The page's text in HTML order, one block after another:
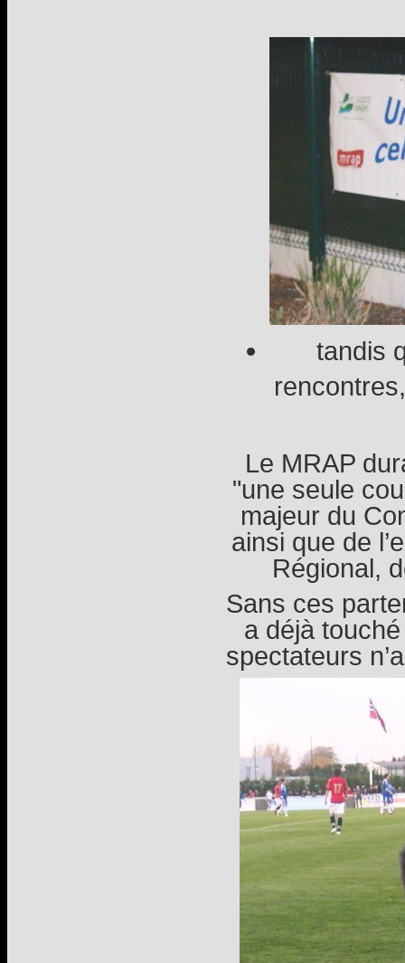
tandis
Le MRAP
"une seule
majeur du
ainsi que de
Régional,
Sans ces
a déjà
spectateurs